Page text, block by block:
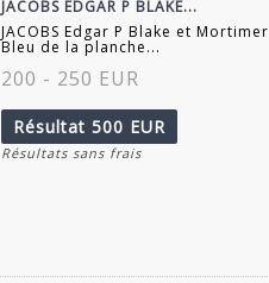
JACOBS EDGAR P BLAKE...
JACOBS Edgar P Blake et Mortimer
Bleu de la planche...
200 - 250 EUR
Résultat 500 EUR
Résultats sans frais